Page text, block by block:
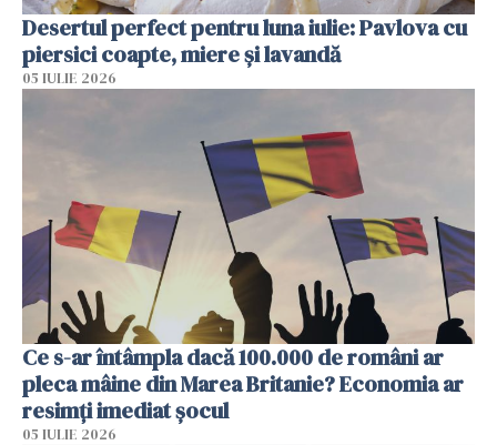
Desertul perfect pentru luna iulie: Pavlova cu
piersici coapte, miere și lavandă
05 IULIE 2026
Ce s-ar întâmpla dacă 100.000 de români ar
pleca mâine din Marea Britanie? Economia ar
resimți imediat șocul
05 IULIE 2026